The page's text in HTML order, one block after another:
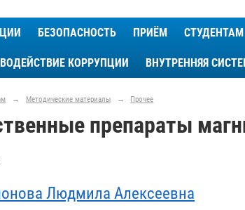
БЕЗОПАСНОСТЬ ПРИЁМ СТУДЕНТАМ
КОРРУПЦИИ ВНУТРЕННЯЯ
→ Методические материалы → Прочее
препараты
Людмила Алексеевна